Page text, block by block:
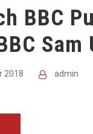
BBC
Sam
2018 admin